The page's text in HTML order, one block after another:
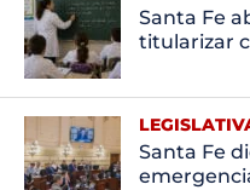
Santa Fe
titularizar
Santa Fe